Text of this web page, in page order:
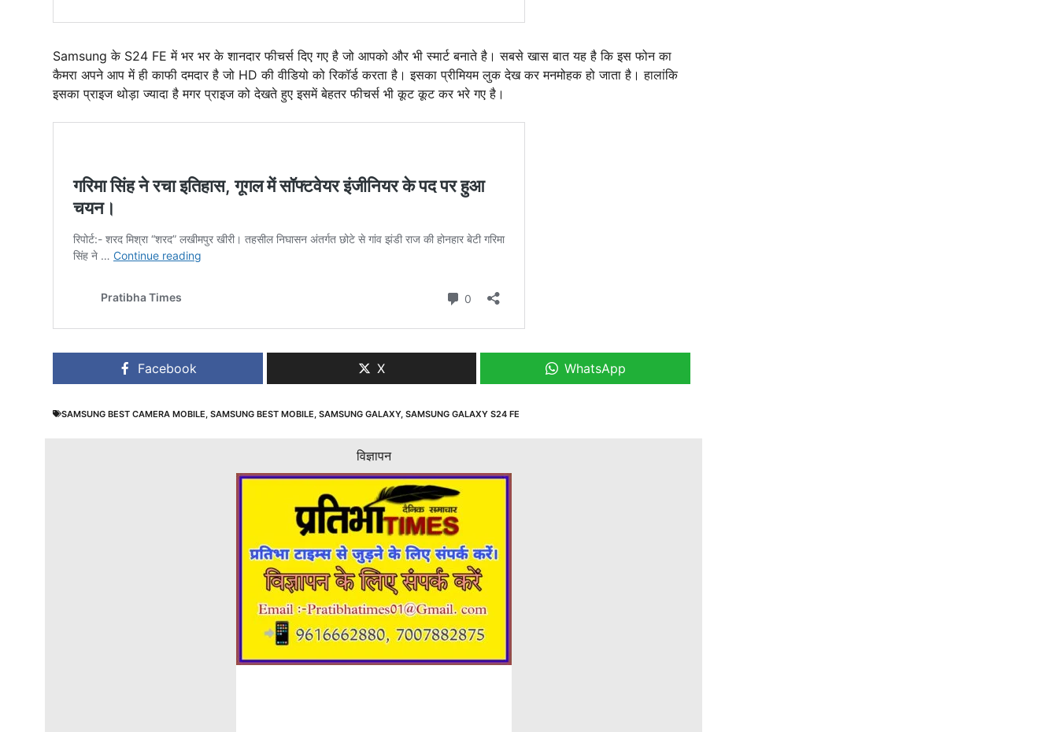
Samsung के S24 FE में भर भर के शानदार फीचर्स दिए गए है जो आपको और भी स्मार्ट बनाते है। सबसे खास बात यह है कि इस फोन का
कैमरा अपने आप में ही काफी दमदार है जो HD की वीडियो को रिकॉर्ड करता है। इसका प्रीमियम लुक देख कर मनमोहक हो जाता है। हालांकि
इसका प्राइज थोड़ा ज्यादा है मगर प्राइज को देखते हुए इसमें बेहतर फीचर्स भी कूट कूट कर भरे गए है।
Facebook X WhatsApp
SAMSUNG BEST CAMERA MOBILE, SAMSUNG BEST MOBILE, SAMSUNG GALAXY, SAMSUNG GALAXY S24 FE
विज्ञापन